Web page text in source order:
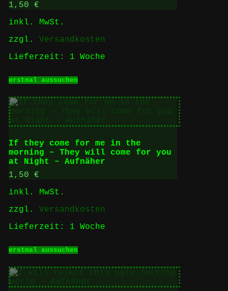
Produktseite
werden
1,50 €
inkl. MwSt.
zzgl. Versandkosten
Lieferzeit: 1 Woche
erstmal aussuchenProdukt
mehrere
Varianten
auf.
Die
Optionen
können
auf
der
If they come for me in the
morning – They will come for you
at Night – Aufnäher
1,50 €
inkl. MwSt.
zzgl. Versandkosten
Lieferzeit: 1 Woche
erstmal aussuchenProdukt
mehrere
Varianten